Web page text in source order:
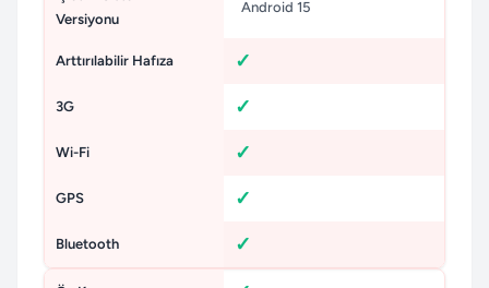
Versiyonu
Android 15
Arttırılabilir Hafıza
3G
Wi-Fi
GPS
Bluetooth